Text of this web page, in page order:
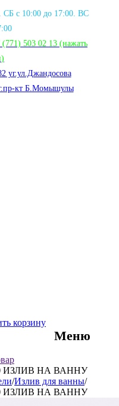
СБ с 10:00 до 17:00. ВС
(771) 503 02 13 (нажать
)
уг.ул.Джандосова
кт Б.Момышулы
корзину
Меню
ИЗЛИВ НА ВАННУ
/Излив для ванны/
ИЗЛИВ НА ВАННУ